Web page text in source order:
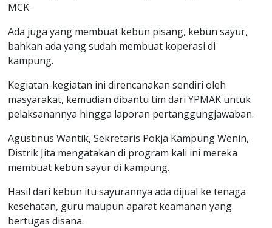
MCK.
Ada juga yang membuat kebun pisang, kebun sayur,
bahkan ada yang sudah membuat koperasi di
kampung.
Kegiatan-kegiatan ini direncanakan sendiri oleh
masyarakat, kemudian dibantu tim dari YPMAK untuk
pelaksanannya hingga laporan pertanggungjawaban.
Agustinus Wantik, Sekretaris Pokja Kampung Wenin,
Distrik Jita mengatakan di program kali ini mereka
membuat kebun sayur di kampung.
Hasil dari kebun itu sayurannya ada dijual ke tenaga
kesehatan, guru maupun aparat keamanan yang
bertugas disana.